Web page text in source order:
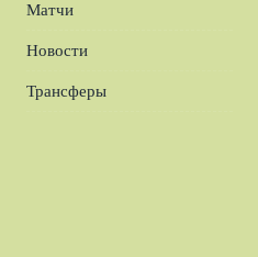
Матчи
Новости
Трансферы